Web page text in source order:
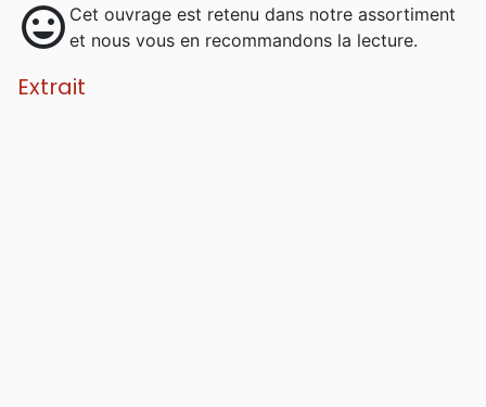
mood Cet ouvrage est retenu dans notre assortiment
et nous vous en recommandons la lecture.
Extrait